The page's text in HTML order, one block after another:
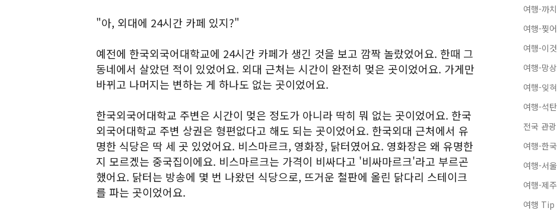
"아, 외대에 24시간 카페 있지?"
예전에 한국외국어대학교에 24시간 카페가 생긴 것을 보고 깜짝 놀랐었어요. 한때 그
동네에서 살았던 적이 있었어요. 외대 근처는 시간이 완전히 멎은 곳이었어요. 가게만
바뀌고 나머지는 변하는 게 하나도 없는 곳이었어요.
한국외국어대학교 주변은 시간이 멎은 정도가 아니라 딱히 뭐 없는 곳이었어요. 한국
외국어대학교 주변 상권은 형편없다고 해도 되는 곳이었어요. 한국외대 근처에서 유
명한 식당은 딱 세 곳 있었어요. 비스마르크, 영화장, 닭터였어요. 영화장은 왜 유명한
지 모르겠는 중국집이에요. 비스마르크는 가격이 비싸다고 '비싸마르크'라고 부르곤
했어요. 닭터는 방송에 몇 번 나왔던 식당으로, 뜨거운 철판에 올린 닭다리 스테이크
를 파는 곳이었어요.
여행-까
여행-찢
여행-이
여행-망
여행-잊
여행-석
전국 관
여행-한국
여행-서울
여행-제
여행 Tip